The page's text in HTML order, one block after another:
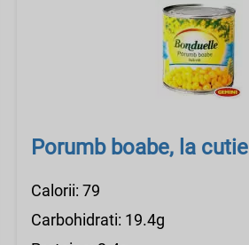
Porumb boabe, la cutie
Calorii: 79
Carbohidrati: 19.4g